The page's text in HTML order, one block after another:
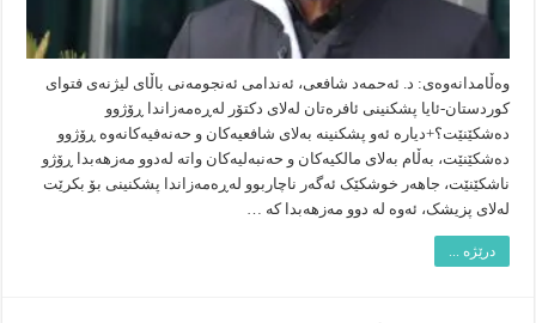
وه‌ڵامدانه‌وه‌ى: د. ئه‌حمه‌د شافعی، ئه‌ندامى ئه‌نجومه‌نى باڵاى لیژنه‌ى فتواى
كوردستان-ئایا پشکنینی ئافرەتان لەلای دکتۆر لەڕەمەزاندا ڕۆژوو
دەشکێنێت؟+دیارە ئەو پشکنینه‌ بەلای شافعیەکان و حەنەفیەکانەوە ڕۆژوو
دەشکێنێت، بەڵام بەلای مالکیەکان و حەنبەلیەکان واتە لەدوو مەزهەبدا ڕۆژو
ناشکێنێت، جاهەر خوشکێک ئەگەر ناچاربوو لەڕەمەزاندا پشکنینى بۆ بکرێت
لەلای پزیشک، ئەوە لە دوو مەزهەبدا کە …
درێژە ...